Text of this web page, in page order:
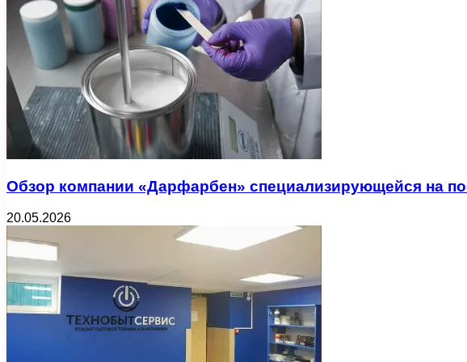
Обзор компании «Дарфарбен» специализирующейся на
20.05.2026